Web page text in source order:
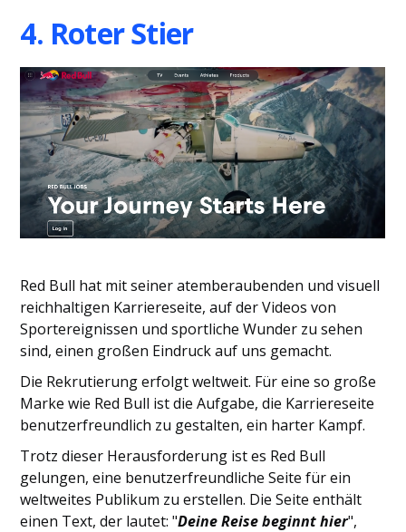
4. Roter Stier
Red Bull hat mit seiner atemberaubenden und visuell
reichhaltigen Karriereseite, auf der Videos von
Sportereignissen und sportliche Wunder zu sehen
sind, einen großen Eindruck auf uns gemacht.
Die Rekrutierung erfolgt weltweit. Für eine so große
Marke wie Red Bull ist die Aufgabe, die Karriereseite
benutzerfreundlich zu gestalten, ein harter Kampf.
Trotz dieser Herausforderung ist es Red Bull
gelungen, eine benutzerfreundliche Seite für ein
weltweites Publikum zu erstellen. Die Seite enthält
einen Text, der lautet: "Deine Reise beginnt hier",